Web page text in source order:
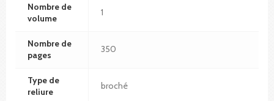
Nombre de
volume
1
Nombre de
pages
350
Type de
reliure
broché